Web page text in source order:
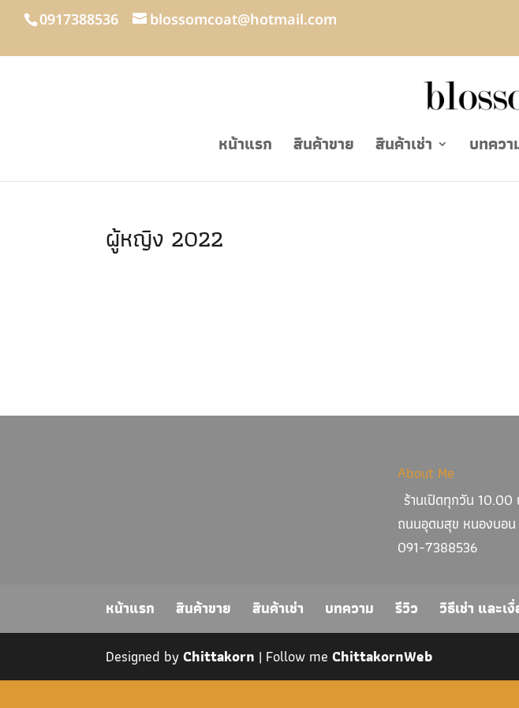
0917388536
blossomcoat@hotmail.com
หน้าแรก สินค้าขาย สินค้าเช่า บทควา
ผู้หญิง 2022
About Me
ร้านเปิดทุกวัน
ถนนอุดมสุข หนองบอ
091-7388536
หน้าแรก สินค้าขาย สินค้าเช่า บทความ รีวิว วิธีเช่า และเ
Designed byChittakorn | Follow meChittakornWeb